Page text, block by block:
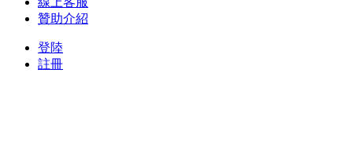
贊助介紹
登陸
註冊